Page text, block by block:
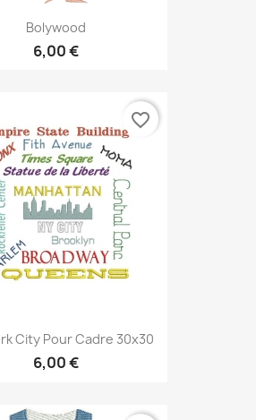
Bolywood
6,00 €
City Pour Cadre 30x30
6,00 €
favorite_border